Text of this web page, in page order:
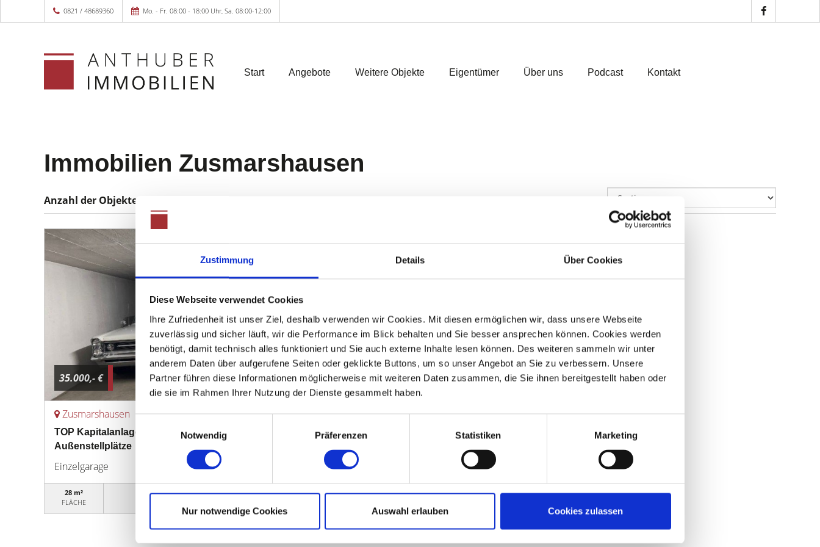
Zustimmung Details Über Cookies
Diese Webseite verwendet Cookies
Ihre Zufriedenheit ist unser Ziel, deshalb verwenden wir Cookies. Mit diesen ermöglichen wir, dass unsere Webseite
zuverlässig und sicher läuft, wir die Performance im Blick behalten und Sie besser ansprechen können. Cookies werden
benötigt, damit technisch alles funktioniert und Sie auch externe Inhalte lesen können. Des weiteren sammeln wir unter
anderem Daten über aufgerufene Seiten oder geklickte Buttons, um so unser Angebot an Sie zu verbessern. Unsere
Partner führen diese Informationen möglicherweise mit weiteren Daten zusammen, die Sie ihnen bereitgestellt haben oder
die sie im Rahmen Ihrer Nutzung der Dienste gesammelt haben.
Notwendig
Präferenzen Statistiken Marketing
Nur notwendige Cookies Auswahl erlauben Cookies zulassen
0821 / 48689360 Mo. - Fr. 08:00 - 18:00 Uhr, Sa. 08:00-12:00
Start Angebote Weitere Objekte Eigentümer Über uns Podcast Kontakt
Immobilien Zusmarshausen
Anzahl der Objekte:
35.000,- €
Zusmarshausen
TOP Kapitalanlage! Zwei Tiefgaragenstellplätze und zwei
Außenstellplätze
Einzelgarage
28 m²
FLÄCHE
11TG012025
ZUM EXPOSÉ